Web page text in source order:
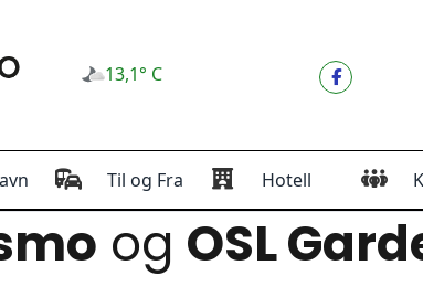
13,1° C
Til og Fra Hotell
og OSL